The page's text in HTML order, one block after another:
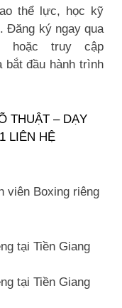
thể lực, học kỹ
Đăng ký ngay qua
hoặc truy cập
bắt đầu hành trình
THUẬT – DẠY
LIÊN HỆ
viên Boxing riêng
tại Tiền Giang
tại Tiền Giang